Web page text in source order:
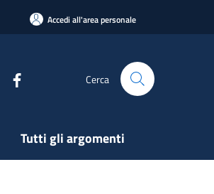
Accedi all'area personale
Cerca
Tutti gli argomenti